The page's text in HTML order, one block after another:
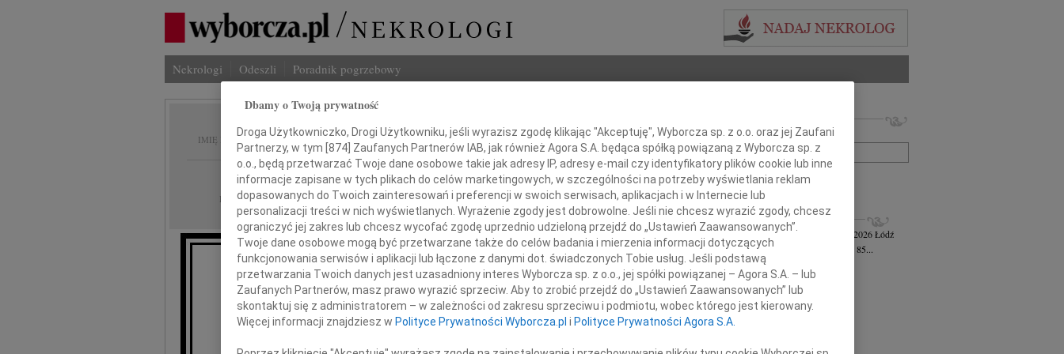
Nekrologi Odeszli Poradnik pogrzebowy
IMIĘ I NAZWISKO: Wanda Zeman
REGION: Łódź
DATA EMISJI: 03.01.2013
Żegnamy
Wandę Zeman
Imię i nazwisko lub numer ogłoszenia:
+ szukanie zaawansowane
INNE NEKROLOGI
Czesława Jankiewicz-Ferszt wiek: 85 23.07.2026Łódź
Z głębokim żalem zawiadamiam, że w wieku 85...
Andrzej Szereda 14.07.2026
W dniu 8 lipca 2026 roku odszedł od nas...
Marek Styczyński
28.05.2026
Z głębokim smutkiem i żalem przyjęliśmy...
Bartosz Gwizdała
Dzisiaj mija dziesięć lat od dnia, kiedy...
Dbamy o Twoją prywatność
Droga Użytkowniczko, Drogi Użytkowniku, jeśli wyrazisz zgodę klikając "Akceptuję", Wyborcza sp. z o.o. oraz jej Zaufani
Partnerzy, w tym [874] Zaufanych Partnerów IAB, jak również Agora S.A. będąca spółką powiązaną z Wyborcza sp. z
o.o., będą przetwarzać Twoje dane osobowe takie jak adresy IP, adresy e-mail czy identyfikatory plików cookie lub inne
informacje zapisane w tych plikach do celów marketingowych, w szczególności na potrzeby wyświetlania reklam
dopasowanych do Twoich zainteresowań i preferencji w swoich serwisach, aplikacjach i w Internecie lub
personalizacji treści w nich wyświetlanych. Wyrażenie zgody jest dobrowolne. Jeśli nie chcesz wyrazić zgody, chcesz
ograniczyć jej zakres lub chcesz wycofać zgodę uprzednio udzieloną przejdź do „Ustawień Zaawansowanych”.
Twoje dane osobowe mogą być przetwarzane także do celów badania i mierzenia informacji dotyczących
funkcjonowania serwisów i aplikacji lub łączone z danymi dot. świadczonych Tobie usług. Jeśli podstawą
przetwarzania Twoich danych jest uzasadniony interes Wyborcza sp. z o.o., jej spółki powiązanej – Agora S.A. – lub
Zaufanych Partnerów, masz prawo wyrazić sprzeciw. Aby to zrobić przejdź do „Ustawień Zaawansowanych” lub
skontaktuj się z administratorem – w zależności od zakresu sprzeciwu i podmiotu, wobec którego jest kierowany.
Więcej informacji znajdziesz w Polityce Prywatności Wyborcza.pl i Polityce Prywatności Agora S.A.